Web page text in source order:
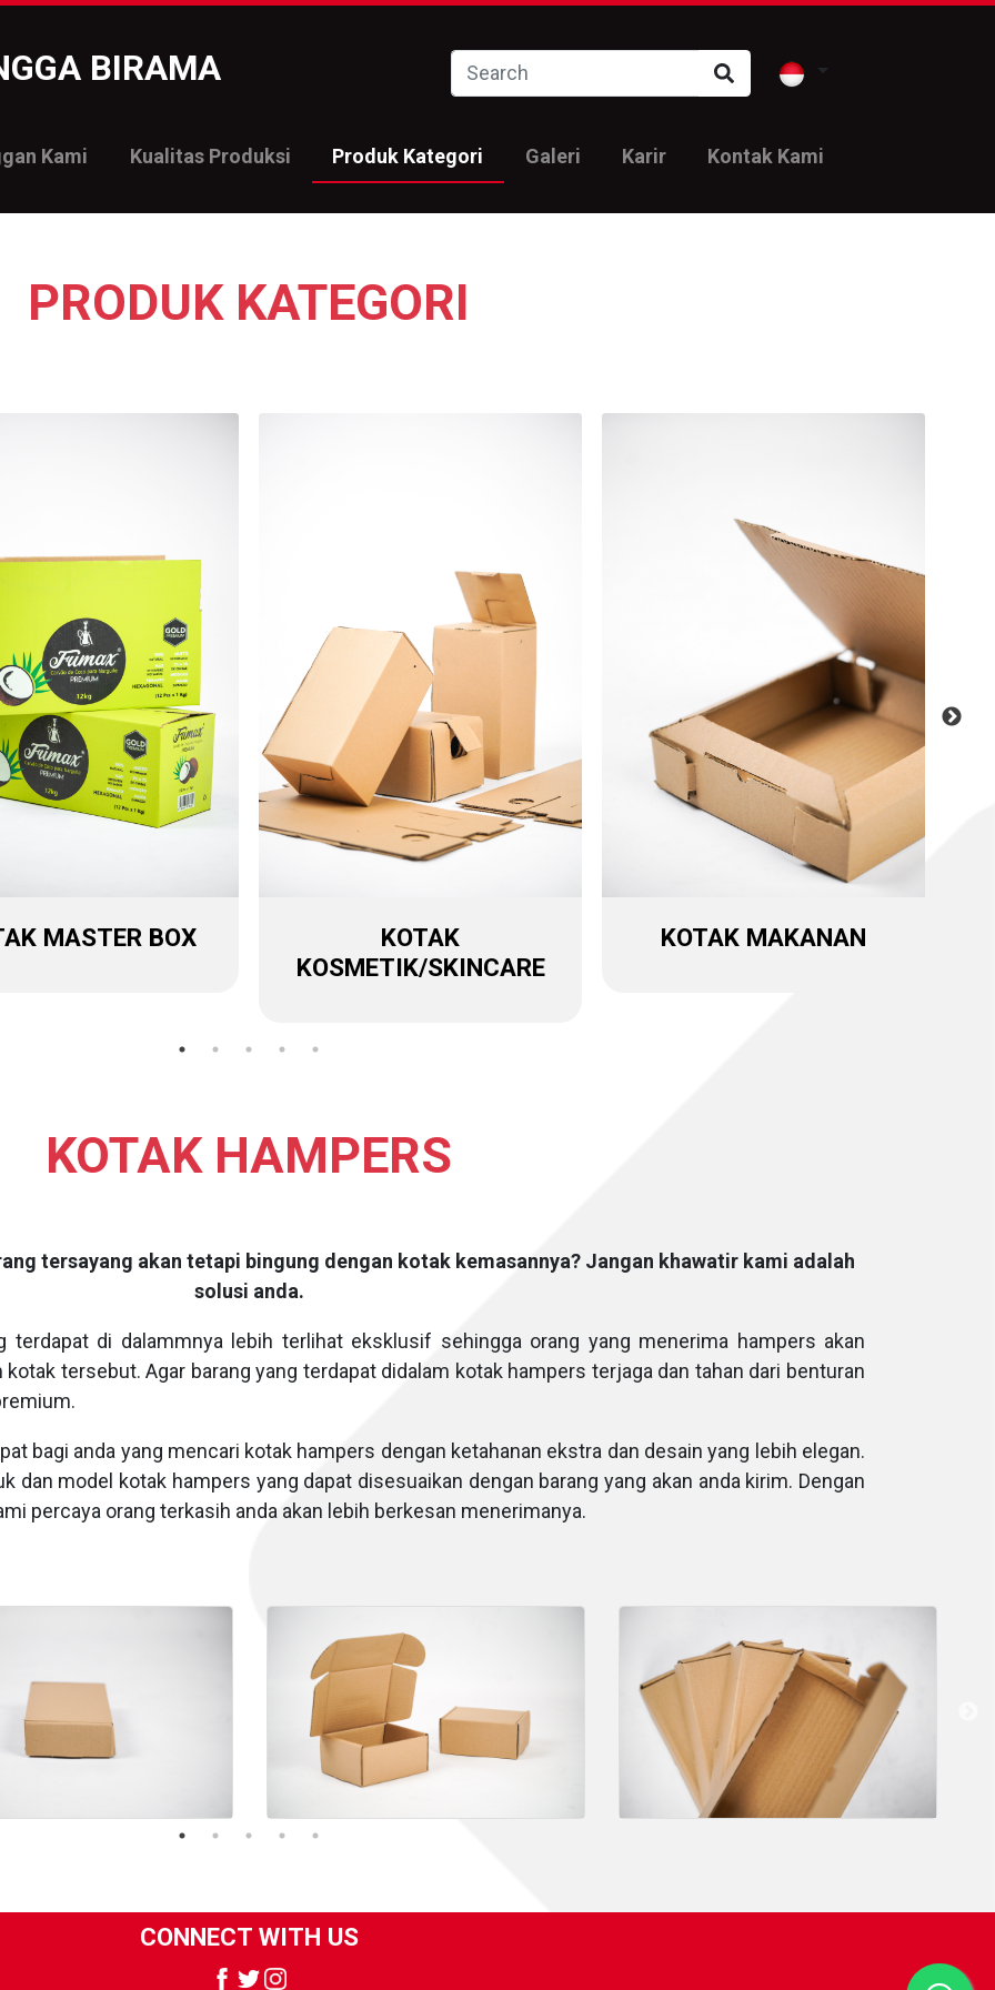
BIRAMA
Kami Kualitas Produksi Produk Kategori Galeri Karir Kontak Kami
PRODUK KATEGORI
MASTER BOX
KOTAK
KOSMETIK/SKINCARE
KOTAK MAKANAN
KOTAK HAMPERS
tersayang akan tetapi bingung dengan kotak kemasannya? Jangan khawatir kami adalah
solusi anda.
terdapat di dalammnya lebih terlihat eksklusif sehingga orang yang menerima hampers akan
tersebut. Agar barang yang terdapat didalam kotak hampers terjaga dan tahan dari benturan
bagi anda yang mencari kotak hampers dengan ketahanan ekstra dan desain yang lebih elegan.
dan model kotak hampers yang dapat disesuaikan dengan barang yang akan anda kirim. Dengan
percaya orang terkasih anda akan lebih berkesan menerimanya.
CONNECT WITH US